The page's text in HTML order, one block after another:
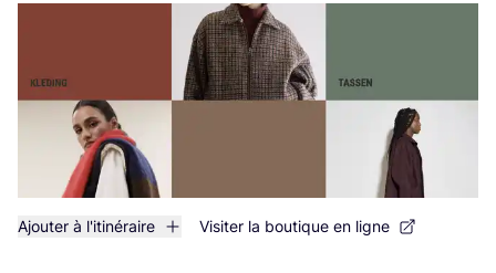
Ajouter à l'itinéraire Visiter la boutique en ligne